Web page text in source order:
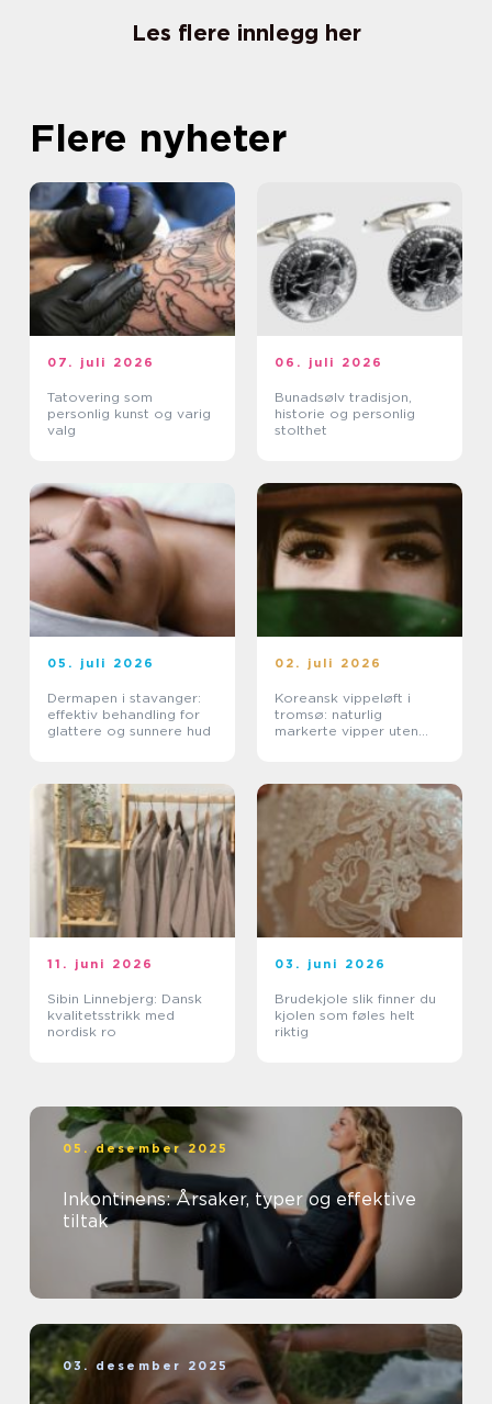
Les flere innlegg her
Flere nyheter
07. juli 2026
Tatovering som
personlig kunst og varig
valg
06. juli 2026
Bunadsølv tradisjon,
historie og personlig
stolthet
05. juli 2026
Dermapen i stavanger:
effektiv behandling for
glattere og sunnere hud
02. juli 2026
Koreansk vippeløft i
tromsø: naturlig
markerte vipper uten
11. juni 2026
Sibin Linnebjerg: Dansk
kvalitetsstrikk med
nordisk ro
03. juni 2026
Brudekjole slik finner du
kjolen som føles helt
riktig
05. desember 2025
Inkontinens: Årsaker, typer og effektive
tiltak
03. desember 2025